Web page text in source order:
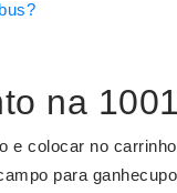
na
e colocar no
para